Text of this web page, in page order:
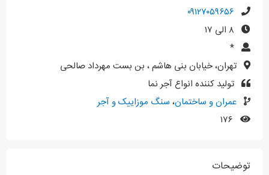
۰۹۱۲۷۰۵۹۶۵۶
*
تهران، خیابان بنی هاشم ، بن بست مهرداد صالحی
تولید کننده انواع آجر نما
عمران و ساختمان، سنگ موزاییک و آجر
توضیحات